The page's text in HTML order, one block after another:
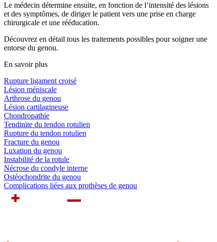
Le médecin détermine ensuite, en fonction de l’intensité des lésions
et des symptômes, de diriger le patient vers une prise en charge
chirurgicale et une rééducation.
Découvrez en détail tous les traitements possibles pour soigner une
entorse du genou.
En savoir plus
Rupture ligament croisé
Lésion méniscale
Arthrose du genou
Lésion cartilagineuse
Chondropathie
Tendinite du tendon rotulien
Rupture du tendon rotulien
Fracture du genou
Luxation du genou
Instabilité de la rotule
Nécrose du condyle interne
Ostéochondrite du genou
Complications liées aux prothèses de genou